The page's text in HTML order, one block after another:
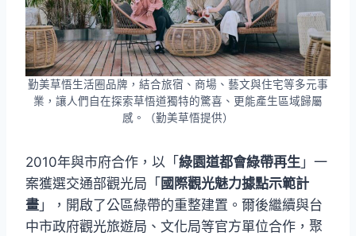
勤美草悟生活圈品牌，結合旅宿、商場、藝文與住宅等多元事
業，讓人們自在探索草悟道獨特的驚喜、更能產生區域歸屬
感。（勤美草悟提供）
2010年與市府合作，以「 綠園道都會綠帶再生 」一
案獲選交通部觀光局「 國際觀光魅力據點示範計
畫 」，開啟了公區綠帶的重整建置。爾後繼續與台
中市政府觀光旅遊局、文化局等官方單位合作，聚